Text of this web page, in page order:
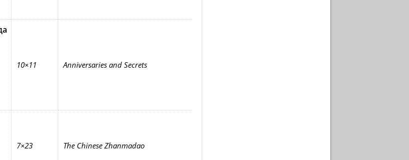
10×11 Anniversaries and Secrets
7×23 The Chinese Zhanmadao